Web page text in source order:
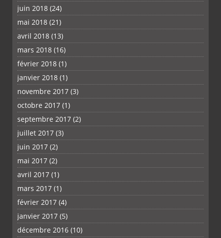
juin 2018 (24)
mai 2018 (21)
avril 2018 (13)
mars 2018 (16)
février 2018 (1)
janvier 2018 (1)
novembre 2017 (3)
octobre 2017 (1)
septembre 2017 (2)
juillet 2017 (3)
juin 2017 (2)
mai 2017 (2)
avril 2017 (1)
mars 2017 (1)
février 2017 (4)
janvier 2017 (5)
décembre 2016 (10)